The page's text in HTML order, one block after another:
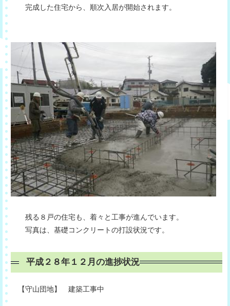
完成した住宅から、順次入居が開始されます。
残る８戸の住宅も、着々と工事が進んでいます。
写真は、基礎コンクリートの打設状況です。
平成２８年１２月の進捗状況
【守山団地】 建築工事中